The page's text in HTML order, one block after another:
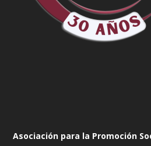
Asociación para la Promoción